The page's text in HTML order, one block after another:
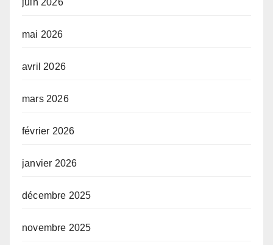
mai 2026
avril 2026
mars 2026
février 2026
janvier 2026
décembre 2025
novembre 2025